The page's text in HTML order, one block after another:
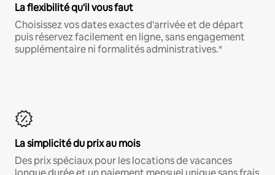
La flexibilité qu'il vous faut
Choisissez vos dates exactes d'arrivée et de départ
puis réservez facilement en ligne, sans engagement
supplémentaire ni formalités administratives.*
La simplicité du prix au mois
Des prix spéciaux pour les locations de vacances